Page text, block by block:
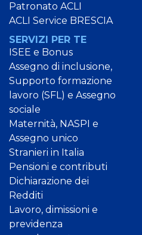
Patronato ACLI
ACLI Service BRESCIA
SERVIZI PER TE
ISEE e Bonus
Assegno di inclusione,
Supporto formazione
lavoro (SFL) e Assegno
sociale
Maternità, NASPI e
Assegno unico
Stranieri in Italia
Pensioni e contributi
Dichiarazione dei
Redditi
Lavoro, dimissioni e
previdenza